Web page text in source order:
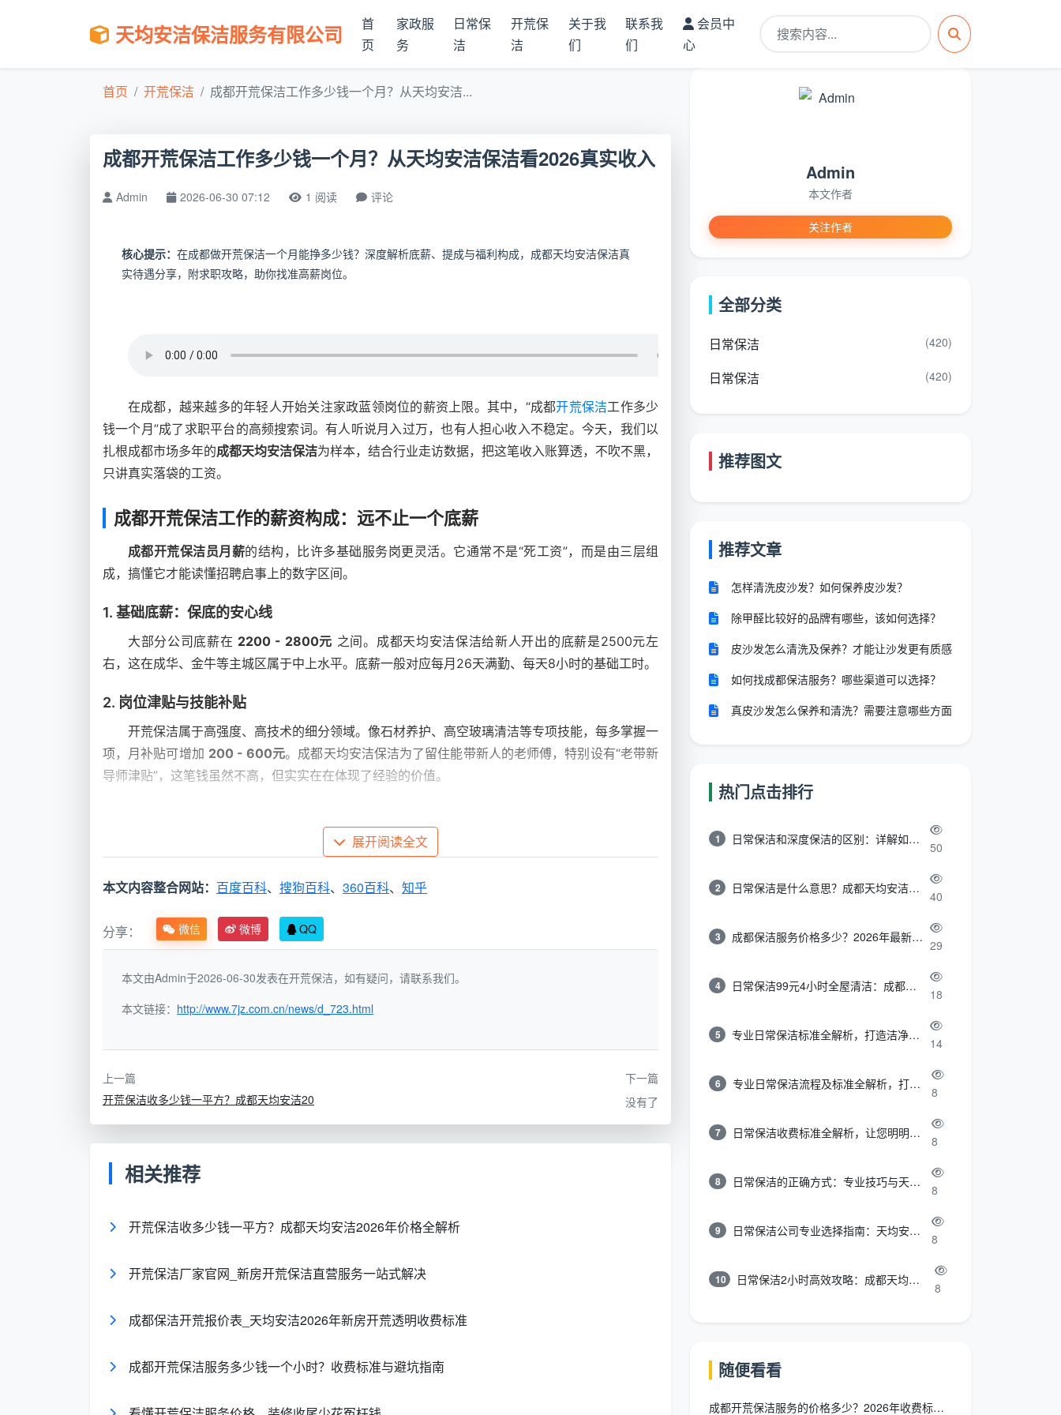
天均安洁保洁服务有限公司
首
页
家政服
务
日常保
洁
开荒保
洁
关于我
们
联系我
们
会员中
心
首页 开荒保洁 成都开荒保洁工作多少钱一个月？从天均安洁...
成都开荒保洁工作多少钱一个月？从天均安洁保洁看2026真实收入
Admin 2026-06-30 07:12 1 阅读 评论
核心提示： 在成都做开荒保洁一个月能挣多少钱？深度解析底薪、提成与福利构成，成都天均安洁保洁真
实待遇分享，附求职攻略，助你找准高薪岗位。
在成都，越来越多的年轻人开始关注家政蓝领岗位的薪资上限。其中，“成都开荒保洁工作多少
钱一个月”成了求职平台的高频搜索词。有人听说月入过万，也有人担心收入不稳定。今天，我们以
扎根成都市场多年的成都天均安洁保洁为样本，结合行业走访数据，把这笔收入账算透，不吹不黑，
只讲真实落袋的工资。
成都开荒保洁工作的薪资构成：远不止一个底薪
成都开荒保洁员月薪的结构，比许多基础服务岗更灵活。它通常不是“死工资”，而是由三层组
成，搞懂它才能读懂招聘启事上的数字区间。
1. 基础底薪：保底的安心线
大部分公司底薪在 2200 - 2800元 之间。成都天均安洁保洁给新人开出的底薪是2500元左
右，这在成华、金牛等主城区属于中上水平。底薪一般对应每月26天满勤、每天8小时的基础工时。
2. 岗位津贴与技能补贴
开荒保洁属于高强度、高技术的细分领域。像石材养护、高空玻璃清洁等专项技能，每多掌握一
项，月补贴可增加 200 - 600元。成都天均安洁保洁为了留住能带新人的老师傅，特别设有“老带新
导师津贴”，这笔钱虽然不高，但实实在在体现了经验的价值。
这才是拉大工资差距的关键。开荒工作通常按平方米计费，员工提成比例在
- 350元。手脚麻利的熟手，一天就能做完，月均提成占比总收入往往超过50%。
成都天均安洁保洁：一份看得见的收入进阶表
薪资数据，整理了一份不同工龄段的月收入参考（含提成、补贴，扣除社保个人部分前）。
（成都）
新手适应期（1-
跟队学习，出活较慢，主要负责基础
年至1年）
年以上）
高，有回头客指定
13000元
组长/领队管理期
负责带队、验收、客诉处理，并有项
冲到18000元以上，但劳动强度也接近极限。
展开阅读全文
本文内容整合网站： 百度百科、 搜狗百科、 360百科、 知乎
分享： 微信 微博 QQ
本文由Admin于2026-06-30发表在开荒保洁，如有疑问，请联系我们。
本文链接： http://www.7jz.com.cn/news/d_723.html
上一篇
开荒保洁收多少钱一平方？成都天均安洁20
下一篇
没有了
相关推荐
开荒保洁收多少钱一平方？成都天均安洁2026年价格全解析
开荒保洁厂家官网_新房开荒保洁直营服务一站式解决
成都保洁开荒报价表_天均安洁2026年新房开荒透明收费标准
成都开荒保洁服务多少钱一个小时？收费标准与避坑指南
Admin
本文作者
关注作者
全部分类
日常保洁 (420)
日常保洁 (420)
推荐图文
推荐文章
怎样清洗皮沙发？如何保养皮沙发？
除甲醛比较好的品牌有哪些，该如何选择？
皮沙发怎么清洗及保养？才能让沙发更有质感
如何找成都保洁服务？哪些渠道可以选择？
真皮沙发怎么保养和清洗？需要注意哪些方面
热门点击排行
1 日常保洁和深度保洁的区别：详解如何选择最适合的清洁服务
50
2 日常保洁是什么意思？成都天均安洁带你快速区分“日常vs深度vs开荒”
40
3 成都保洁服务价格多少？2026年最新报价表来了，这一篇看透所有费用
29
4 日常保洁99元4小时全屋清洁：成都天均安洁保洁超值服务全解析
18
5 专业日常保洁标准全解析，打造洁净舒适生活空间
14
6 专业日常保洁流程及标准全解析，打造洁净舒适环境
8
7 日常保洁收费标准全解析，让您明明白白消费
8
8 日常保洁的正确方式：专业技巧与天均安洁保洁服务全解析
8
9 日常保洁公司专业选择指南：天均安洁保洁服务全解析
8
10 日常保洁2小时高效攻略：成都天均安洁保洁专业时间管理方案
8
随便看看
成都开荒保洁服务的价格多少？2026年收费标准+避坑指南